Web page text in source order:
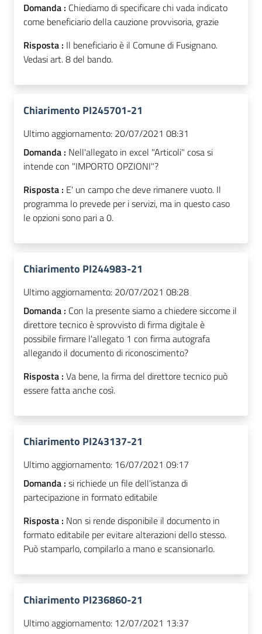
Domanda : Chiediamo di specificare chi vada indicato
come beneficiario della cauzione provvisoria, grazie
Risposta : Il beneficiario è il Comune di Fusignano.
Vedasi art. 8 del bando.
Chiarimento PI245701-21
Ultimo aggiornamento: 20/07/2021 08:31
Domanda : Nell'allegato in excel "Articoli" cosa si
intende con "IMPORTO OPZIONI"?
Risposta : E' un campo che deve rimanere vuoto. Il
programma lo prevede per i servizi, ma in questo caso
le opzioni sono pari a 0.
Chiarimento PI244983-21
Ultimo aggiornamento: 20/07/2021 08:28
Domanda : Con la presente siamo a chiedere siccome il
direttore tecnico è sprovvisto di firma digitale è
possibile firmare l'allegato 1 con firma autografa
allegando il documento di riconoscimento?
Risposta : Va bene, la firma del direttore tecnico può
essere fatta anche così.
Chiarimento PI243137-21
Ultimo aggiornamento: 16/07/2021 09:17
Domanda : si richiede un file dell'istanza di
partecipazione in formato editabile
Risposta : Non si rende disponibile il documento in
formato editabile per evitare alterazioni dello stesso.
Può stamparlo, compilarlo a mano e scansionarlo.
Chiarimento PI236860-21
Ultimo aggiornamento: 12/07/2021 13:37